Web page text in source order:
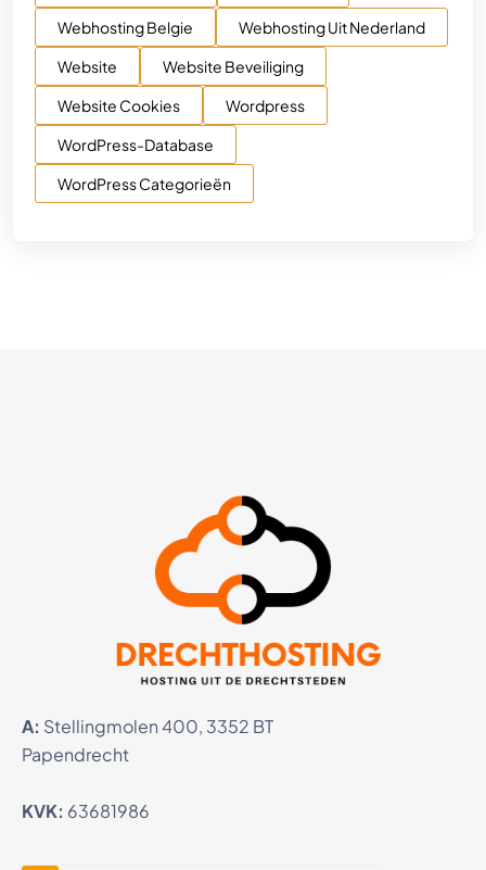
Webhosting Belgie
Webhosting Uit Nederland
Website
Website Beveiliging
Website Cookies
Wordpress
WordPress-Database
WordPress Categorieën
A: Stellingmolen 400, 3352 BT
Papendrecht
KVK: 63681986